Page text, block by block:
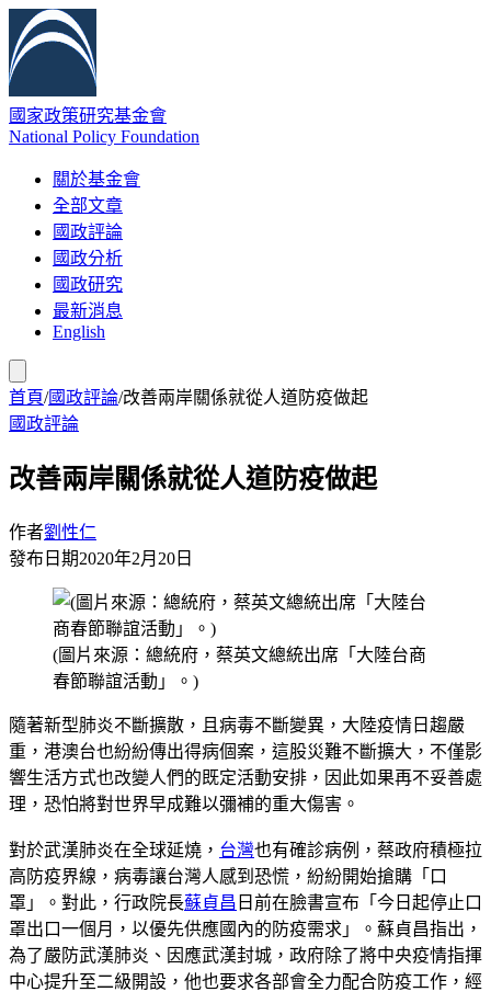
國家政策研究基金會
National Policy Foundation
關於基金會
全部文章
國政評論
國政分析
國政研究
最新消息
English
首頁/國政評論/改善兩岸關係就從人道防疫做起
國政評論
改善兩岸關係就從人道防疫做起
作者劉性仁
發布日期2020年2月20日
(圖片來源：總統府，蔡英文總統出席「大陸台商
春節聯誼活動」。)
隨著新型肺炎不斷擴散，且病毒不斷變異，大陸疫情日趨嚴
重，港澳台也紛紛傳出得病個案，這股災難不斷擴大，不僅影
響生活方式也改變人們的既定活動安排，因此如果再不妥善處
理，恐怕將對世界早成難以彌補的重大傷害。
對於武漢肺炎在全球延燒， 台灣也有確診病例，蔡政府積極拉
高防疫界線，病毒讓台灣人感到恐慌，紛紛開始搶購「口
罩」。對此，行政院長蘇貞昌 日前在臉書宣布「今日起停止口
罩出口一個月，以優先供應國內的防疫需求」。蘇貞昌指出，
為了嚴防武漢肺炎、因應武漢封城，政府除了將中央疫情指揮
中心提升至二級開設，他也要求各部會全力配合防疫工作，經